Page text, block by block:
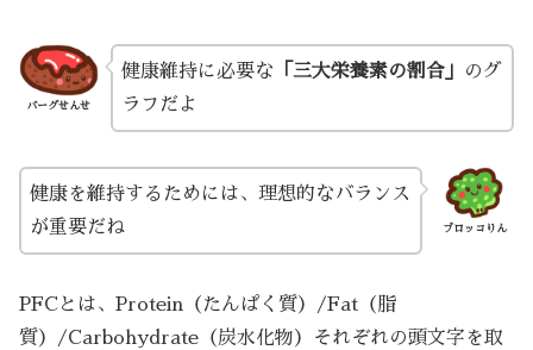
バーグせんせ
健康維持に必要な 「三大栄養素の割合」
のグ
ラフだよ
ブロッコりん
健康を維持するためには、理想的なバランス
が重要だね
PFCとは、Protein（たんぱく質）/Fat（脂
質）/Carbohydrate（炭水化物）それぞれの頭文字を取